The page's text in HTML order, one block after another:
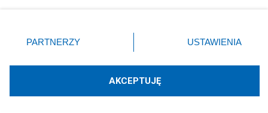
Technologię dostarcza:W3media.pl
zmienić/wycofać klikając przycisk ustawień prywatności
znajdujący się w lewym dolnym rogu strony
rodzaje przetwarzania danych nie wymagają zgody
użytkownika, ale masz prawo sprzeciwić się takiemu
PARTNERZY USTAWIENIA
AKCEPTUJĘ